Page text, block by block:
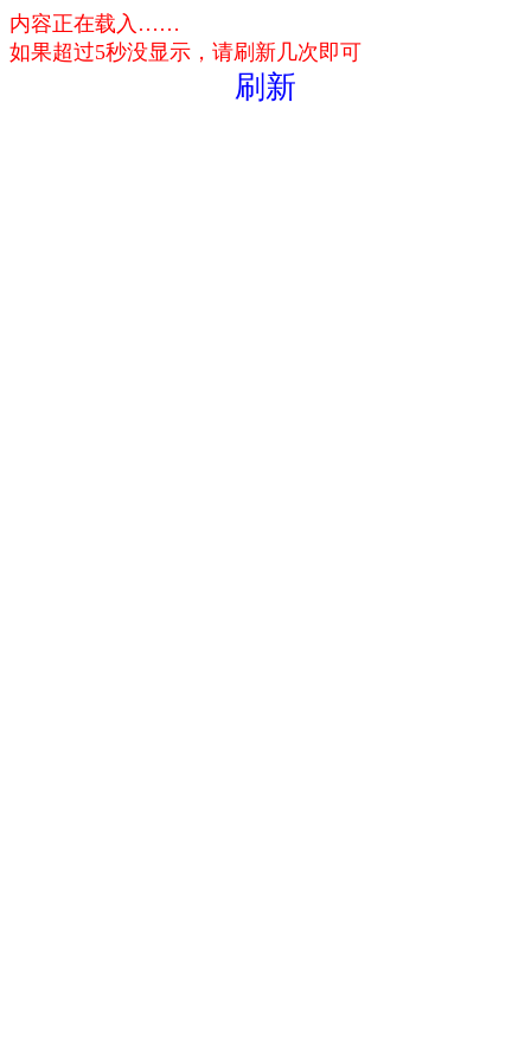
内容正在载入……
如果超过5秒没显示，请刷新几次即可
刷新